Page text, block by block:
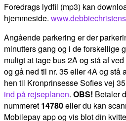
Foredrags lydfil (mp3) kan
hjemmeside.
Angående parkering er der
minutters gang og i de forskellige
muligt at tage bus 2A og stå af
og gå ned til nr. 35 eller 4A og stå
hen til Kronprinsesse Sofies vej
ind på rejseplanen. OBS! Betaler
nummeret 14780eller du kan
Mobilepay app og vis blot din